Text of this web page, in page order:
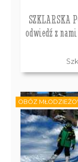
SZKLARSKA
odwiedź z
OBÓZ